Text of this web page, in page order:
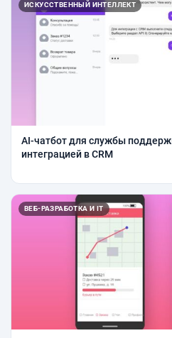
ИСКУССТВЕННЫЙ ИНТЕЛЛЕКТ
AI-чатбот для службы
интеграцией в CRM
ВЕБ-РАЗРАБОТКА И IT